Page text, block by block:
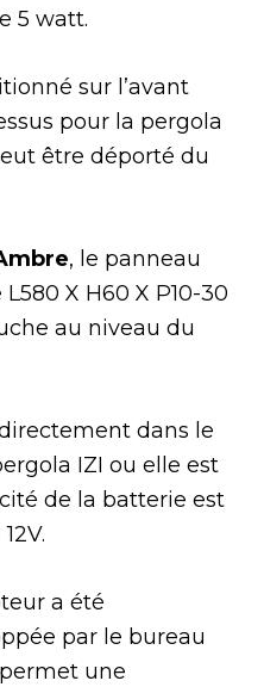
5 watt.
sur l’avant
pour la pergola
être déporté du
, le panneau
X H60 X P10-30
au niveau du
dans le
IZI ou elle est
de la batterie est
a été
par le bureau
une